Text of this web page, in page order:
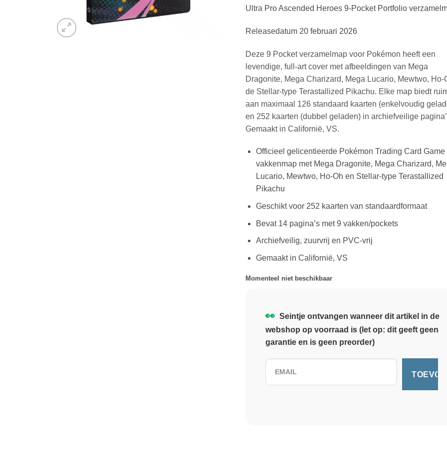
Ultra Pro Ascended Heroes 9-Pocket Portfolio
Releasedatum 20 februari 2026
Deze 9 Pocket verzamelmap voor Pokémon heeft een
levendige, full-art cover met afbeeldingen van Mega
Dragonite, Mega Charizard, Mega Lucario, Mewtwo, Ho-
de Stellar-type Terastallized Pikachu. Elke map biedt
aan maximaal 126 standaard kaarten (enkelvoudig
en 252 kaarten (dubbel geladen) in archiefveilige
Gemaakt in Californië, VS.
Officieel gelicentieerde Pokémon Trading Card Game
vakkenmap met Mega Dragonite, Mega Charizard,
Lucario, Mewtwo, Ho-Oh en Stellar-type Terastallized
Pikachu
Geschikt voor 252 kaarten van standaardformaat
Bevat 14 pagina’s met 9 vakken/pockets
Archiefveilig, zuurvrij en PVC-vrij
Gemaakt in Californië, VS
Momenteel niet beschikbaar
👀 Seintje ontvangen wanneer dit artikel in de
webshop op voorraad is (let op: dit geeft geen
garantie en is geen preorder)